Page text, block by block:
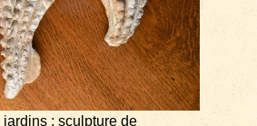
: sculpture de